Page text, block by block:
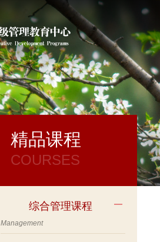
精品课程
COURSES
综合管理课程
Management